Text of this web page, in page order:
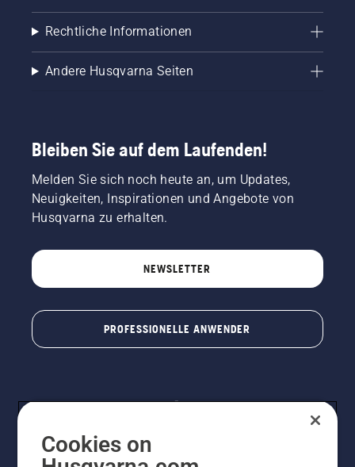
Rechtliche Informationen
Andere Husqvarna Seiten
Bleiben Sie auf dem Laufenden!
Melden Sie sich noch heute an, um Updates,
Neuigkeiten, Inspirationen und Angebote von
Husqvarna zu erhalten.
NEWSLETTER
PROFESSIONELLE ANWENDER
Cookies on